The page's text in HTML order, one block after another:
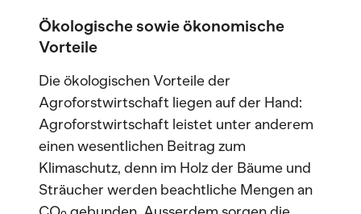
Ökologische sowie ökonomische
Vorteile
Die ökologischen Vorteile der
Agroforstwirtschaft liegen auf der Hand:
Agroforstwirtschaft leistet unter anderem
einen wesentlichen Beitrag zum
Klimaschutz, denn im Holz der Bäume und
Sträucher werden beachtliche Mengen an